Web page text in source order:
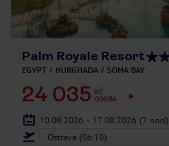
Palm Royale Resort
EGYPT HURGHADA SOMA BAY
24 035
KČ
OSOBA
10.08.2026 - 17.08.2026 (7 nocí)
Ostrava (06:10)